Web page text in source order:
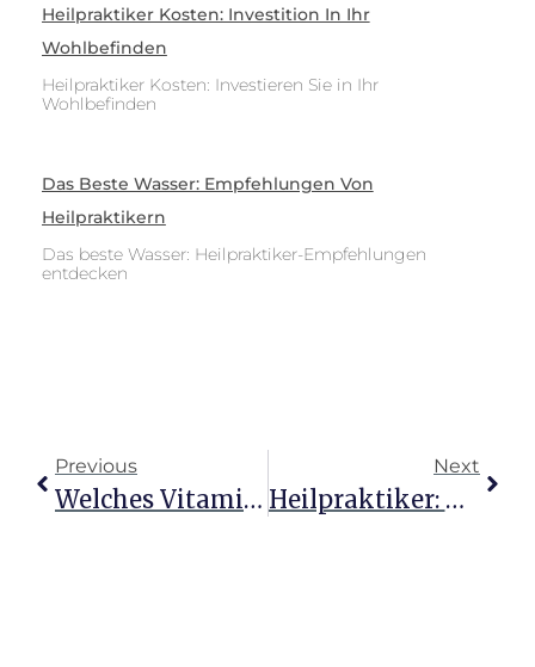
Heilpraktiker Kosten: Investition In Ihr
Wohlbefinden
Heilpraktiker Kosten: Investieren Sie in Ihr
Wohlbefinden
Das Beste Wasser: Empfehlungen Von
Heilpraktikern
Das beste Wasser: Heilpraktiker-Empfehlungen
entdecken
Previous
Welches Vitamin D Heilpraktiker Empfehlen Und Warum
Next
Heilpraktiker: Wann Der Alternative Weg Leuchtet